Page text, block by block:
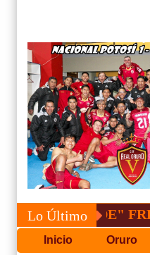
Lo Último
"INDE" FRENO
Inicio Oruro